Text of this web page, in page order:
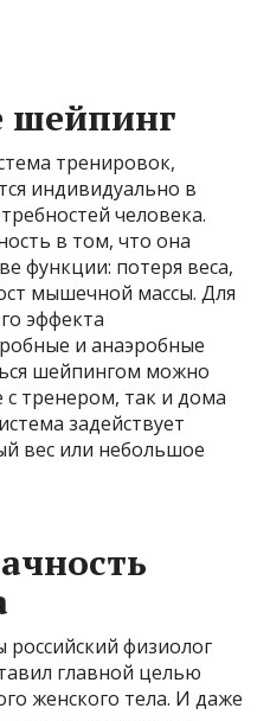
шейпинг
тренировок,
индивидуально в
человека.
в том, что она
функции: потеря веса,
мышечной массы. Для
эффекта
и анаэробные
шейпингом можно
с тренером, так и дома
задействует
вес или небольшое
российский физиолог
главной целью
женского тела. И даже